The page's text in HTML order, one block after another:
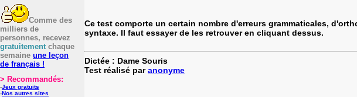
Comme des
milliers de
personnes, recevez
gratuitementchaque
semaine une leçon
de français !
> Recommandés:
-Jeux gratuits
-Nos autres sites
Ce test comporte un certain nombre d'erreurs grammaticales,
syntaxe. Il faut essayer de les retrouver en cliquant dessus.
Dictée : Dame Souris
Test réalisé paranonyme